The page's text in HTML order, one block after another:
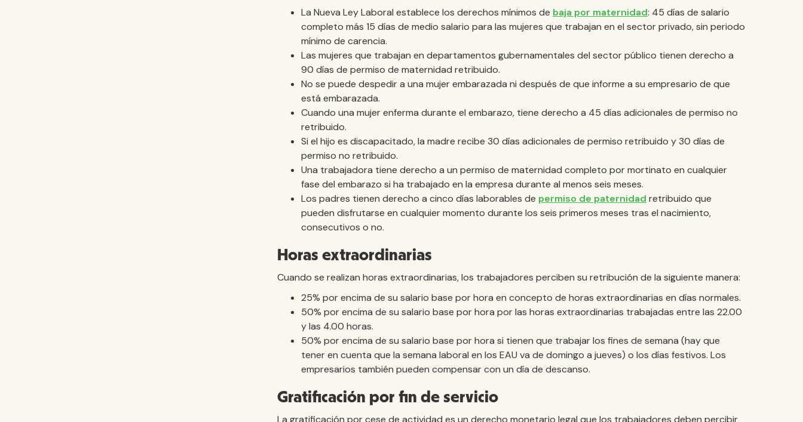
La Nueva Ley Laboral establece los derechos mínimos de baja por maternidad: 45 días de salario
completo más 15 días de medio salario para las mujeres que trabajan en el sector privado, sin periodo
mínimo de carencia.
Las mujeres que trabajan en departamentos gubernamentales del sector público tienen derecho a
90 días de permiso de maternidad retribuido.
No se puede despedir a una mujer embarazada ni después de que informe a su empresario de que
está embarazada.
Cuando una mujer enferma durante el embarazo, tiene derecho a 45 días adicionales de permiso no
retribuido.
Si el hijo es discapacitado, la madre recibe 30 días adicionales de permiso retribuido y 30 días de
permiso no retribuido.
Una trabajadora tiene derecho a un permiso de maternidad completo por mortinato en cualquier
fase del embarazo si ha trabajado en la empresa durante al menos seis meses.
Los padres tienen derecho a cinco días laborables de permiso de paternidad retribuido que
pueden disfrutarse en cualquier momento durante los seis primeros meses tras el nacimiento,
consecutivos o no.
Horas extraordinarias
Cuando se realizan horas extraordinarias, los trabajadores perciben su retribución de la siguiente manera:
25% por encima de su salario base por hora en concepto de horas extraordinarias en días normales.
50% por encima de su salario base por hora por las horas extraordinarias trabajadas entre las 22.00
y las 4.00 horas.
50% por encima de su salario base por hora si tienen que trabajar los fines de semana (hay que
tener en cuenta que la semana laboral en los EAU va de domingo a jueves) o los días festivos. Los
empresarios también pueden compensar con un día de descanso.
Gratificación por fin de servicio